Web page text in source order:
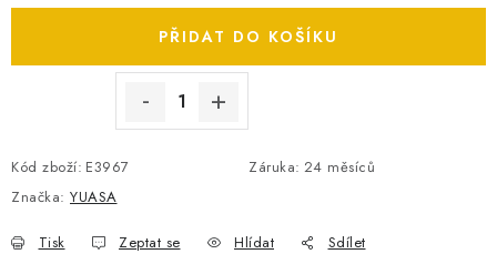
KONFIGURÁTOR AUTOBATERIÍ
O NÁS
OCHRANA OSOBNÍCH ÚDAJŮ
JAK NA TO S BATTERY.CZ
ČASTO KLADENÉ OTÁZKY, FAQ
NÁVODY KE STAŽENÍ
ZPĚTNÝ ODBĚR ELEKTROZAŘÍZENÍ A BATERIÍ
PŘIDAT DO KOŠÍKU
Kód zboží: E3967 Záruka: 24 měsíců
Značka: YUASA
Tisk Zeptat se Hlídat Sdílet